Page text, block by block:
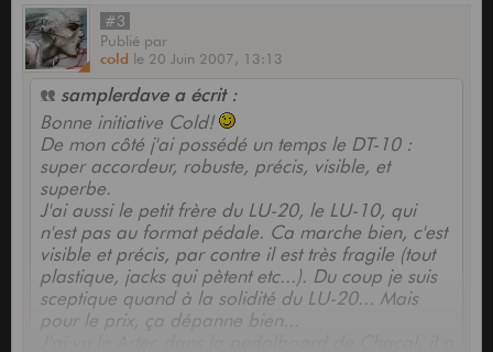
#3
Publié par
cold le 20 Juin 2007, 13:13
samplerdave a écrit :
Bonne initiative Cold!
De mon côté j'ai possédé un temps le DT-10 :
super accordeur, robuste, précis, visible, et
superbe.
J'ai aussi le petit frère du LU-20, le LU-10, qui
n'est pas au format pédale. Ca marche bien, c'est
visible et précis, par contre il est très fragile (tout
plastique, jacks qui pètent etc...). Du coup je suis
sceptique quand à la solidité du LU-20... Mais
pour le prix, ça dépanne bien...